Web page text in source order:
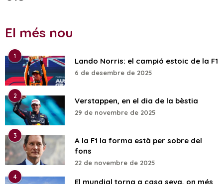
El més nou
1
Lando Norris: el campió estoic de la F1
6 de desembre de 2025
2
Verstappen, en el dia de la bèstia
29 de novembre de 2025
3
A la F1 la forma està per sobre del
fons
22 de novembre de 2025
4
El mundial torna a casa seva, on més